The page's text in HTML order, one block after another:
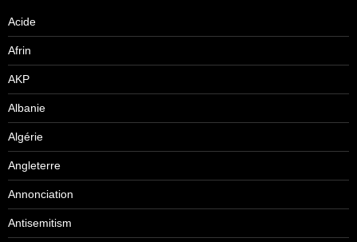
Acide
Afrin
AKP
Albanie
Algérie
Angleterre
Annonciation
Antisemitism